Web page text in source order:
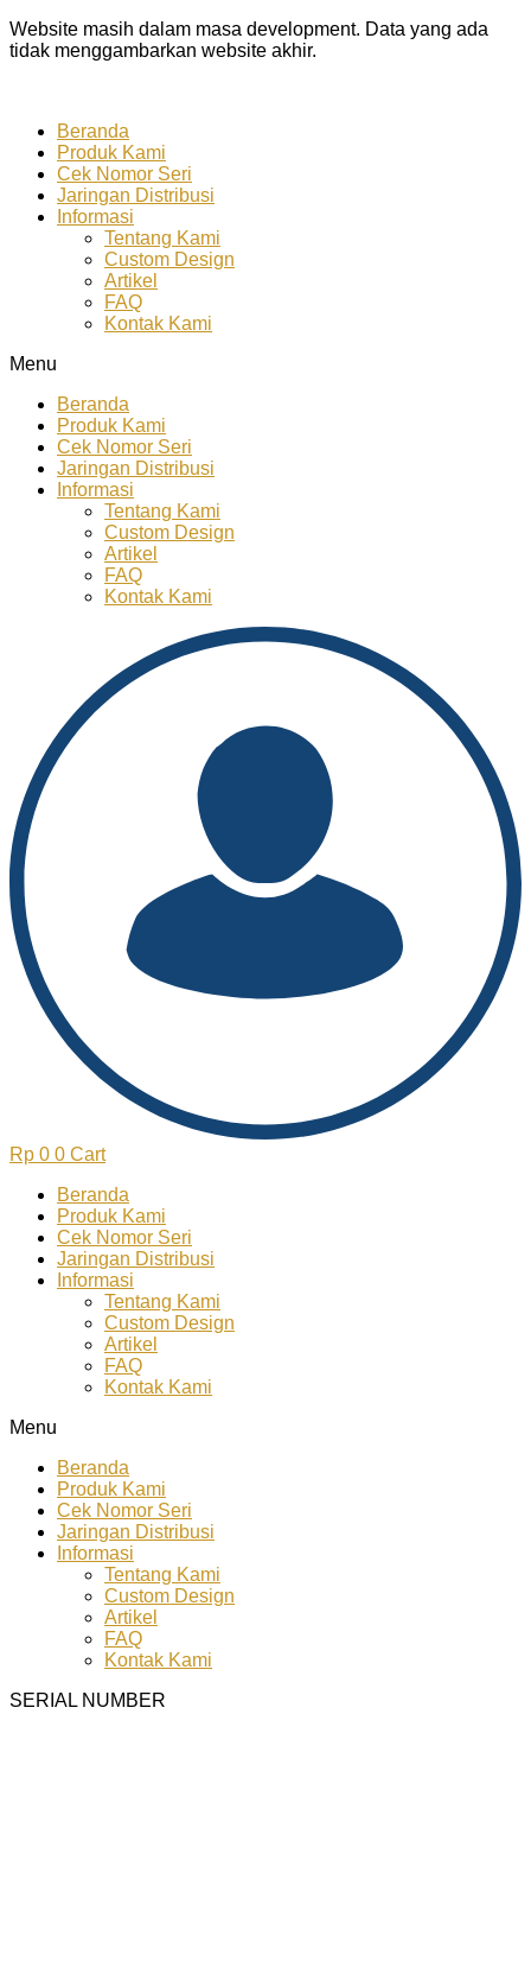
Website masih dalam masa development. Data yang ada
tidak menggambarkan website akhir.
Beranda
Produk Kami
Cek Nomor Seri
Jaringan Distribusi
Informasi
Tentang Kami
Custom Design
Artikel
FAQ
Kontak Kami
Menu
Beranda
Produk Kami
Cek Nomor Seri
Jaringan Distribusi
Informasi
Tentang Kami
Custom Design
Artikel
FAQ
Kontak Kami
Rp 0 0 Cart
Beranda
Produk Kami
Cek Nomor Seri
Jaringan Distribusi
Informasi
Tentang Kami
Custom Design
Artikel
FAQ
Kontak Kami
Menu
Beranda
Produk Kami
Cek Nomor Seri
Jaringan Distribusi
Informasi
Tentang Kami
Custom Design
Artikel
FAQ
Kontak Kami
SERIAL NUMBER